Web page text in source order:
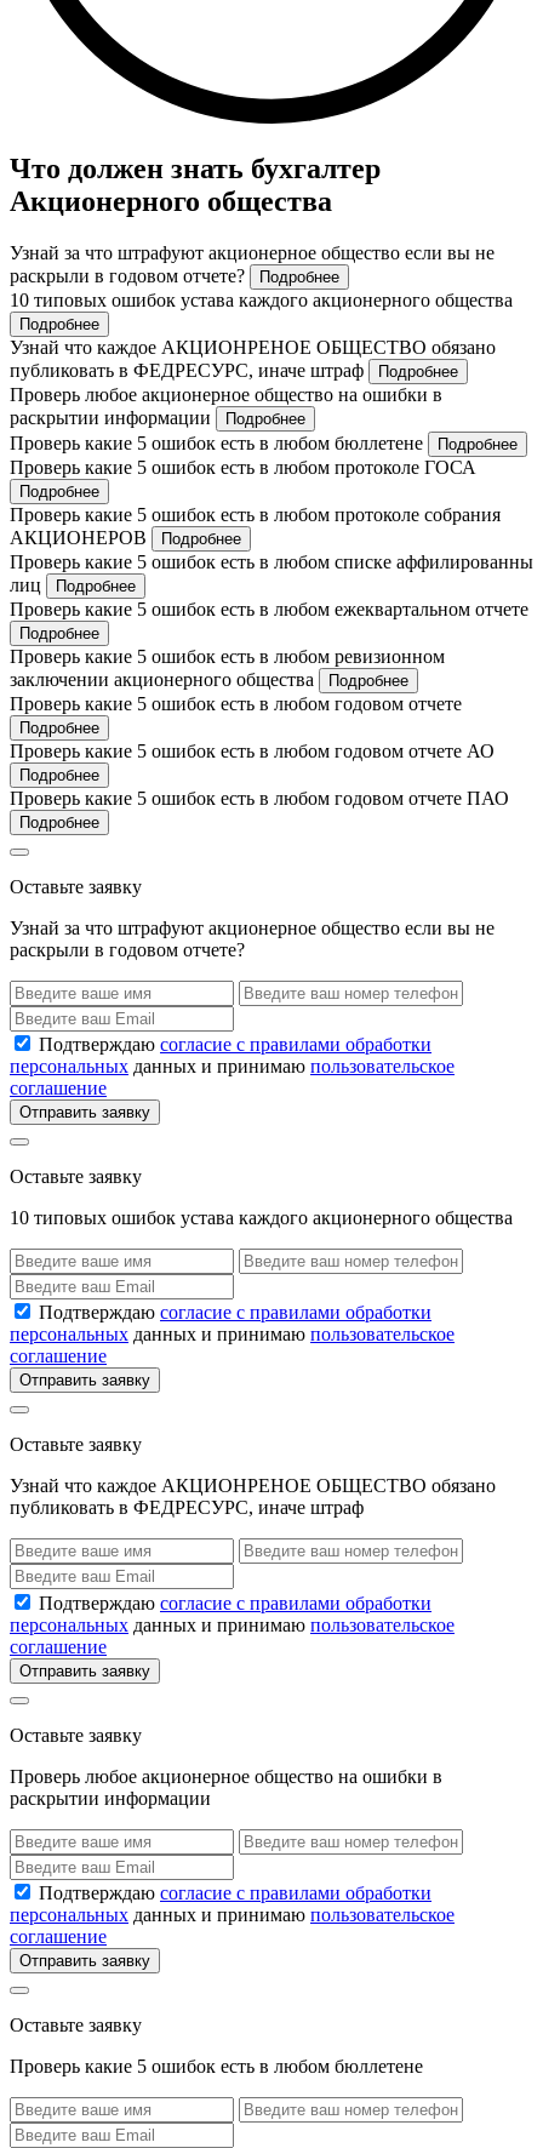
Что должен знать бухгалтер
Акционерного общества
Узнай за что штрафуют акционерное общество если вы не
раскрыли в годовом отчете?
Подробнее
10 типовых ошибок устава каждого акционерного общества
Подробнее
Узнай что каждое АКЦИОНРЕНОЕ ОБЩЕСТВО обязано
публиковать в ФЕДРЕСУРС, иначе штраф
Подробнее
Проверь любое акционерное общество на ошибки в
раскрытии информации
Подробнее
Проверь какие 5 ошибок есть в любом бюллетене Подробнее
Проверь какие 5 ошибок есть в любом протоколе ГОСА
Подробнее
Проверь какие 5 ошибок есть в любом протоколе собрания
АКЦИОНЕРОВ
Подробнее
Проверь какие 5 ошибок есть в любом списке аффилированны
лиц
Подробнее
Проверь какие 5 ошибок есть в любом ежеквартальном отчете
Подробнее
Проверь какие 5 ошибок есть в любом ревизионном
заключении акционерного общества
Подробнее
Проверь какие 5 ошибок есть в любом годовом отчете
Подробнее
Проверь какие 5 ошибок есть в любом годовом отчете АО
Подробнее
Проверь какие 5 ошибок есть в любом годовом отчете ПАО
Подробнее
Оставьте заявку
Узнай за что штрафуют акционерное общество если вы не
раскрыли в годовом отчете?
Подтверждаю согласие с правилами обработки
персональных данных и принимаю пользовательское
соглашение
Отправить заявку
Оставьте заявку
10 типовых ошибок устава каждого акционерного общества
Подтверждаю согласие с правилами обработки
персональных данных и принимаю пользовательское
соглашение
Отправить заявку
Оставьте заявку
Узнай что каждое АКЦИОНРЕНОЕ ОБЩЕСТВО обязано
публиковать в ФЕДРЕСУРС, иначе штраф
Подтверждаю согласие с правилами обработки
персональных данных и принимаю пользовательское
соглашение
Отправить заявку
Оставьте заявку
Проверь любое акционерное общество на ошибки в
раскрытии информации
Подтверждаю согласие с правилами обработки
персональных данных и принимаю пользовательское
соглашение
Отправить заявку
Оставьте заявку
Проверь какие 5 ошибок есть в любом бюллетене